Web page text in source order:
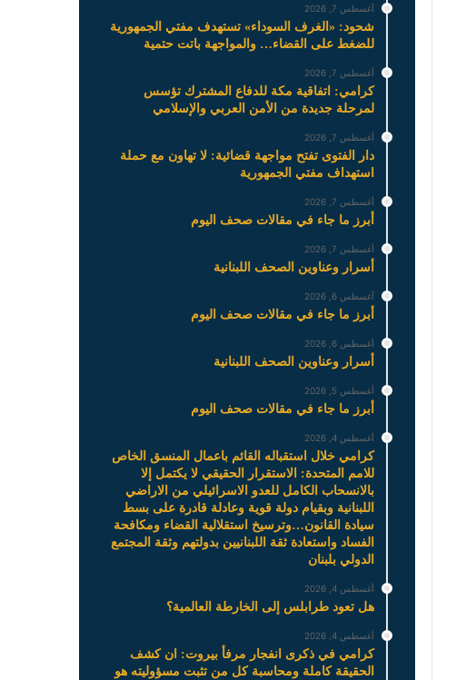
أغسطس 7, 2026
شحود: «الغرف السوداء» تستهدف مفتي الجمهورية
للضغط على القضاء… والمواجهة باتت حتمية
أغسطس 7, 2026
كرامي: اتفاقية مكة للدفاع المشترك تؤسس
لمرحلة جديدة من الأمن العربي والإسلامي
أغسطس 7, 2026
دار الفتوى تفتح مواجهة قضائية: لا تهاون مع حملة
استهداف مفتي الجمهورية
أغسطس 7, 2026
أبرز ما جاء في مقالات صحف اليوم
أغسطس 7, 2026
أسرار وعناوين الصحف اللبنانية
أغسطس 6, 2026
أبرز ما جاء في مقالات صحف اليوم
أغسطس 6, 2026
أسرار وعناوين الصحف اللبنانية
أغسطس 5, 2026
أبرز ما جاء في مقالات صحف اليوم
أغسطس 4, 2026
كرامي خلال استقباله القائم باعمال المنسق الخاص
للامم المتحدة: الاستقرار الحقيقي لا يكتمل إلا
بالانسحاب الكامل للعدو الاسرائيلي من الاراضي
اللبنانية وبقيام دولة قوية وعادلة قادرة على بسط
سيادة القانون…وترسيخ استقلالية القضاء ومكافحة
الفساد واستعادة ثقة اللبنانيين بدولتهم وثقة المجتمع
الدولي بلبنان
أغسطس 4, 2026
هل تعود طرابلس إلى الخارطة العالمية؟
أغسطس 4, 2026
كرامي في ذكرى انفجار مرفأ بيروت: ان كشف
الحقيقة كاملة ومحاسبة كل من تثبت مسؤوليته هو